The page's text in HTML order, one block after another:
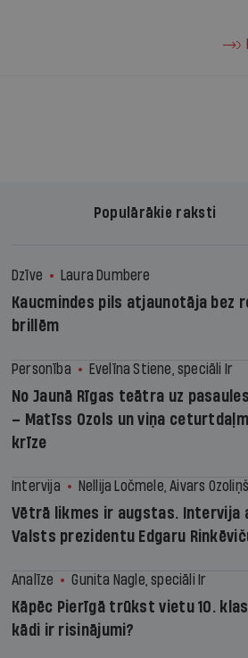
Populārākie raksti
Dzīve Laura Dumbere
Kaucmindes pils atjaunotāja bez
brillēm
Personība Evelīna Stiene, speciāli Ir
No Jaunā Rīgas teātra uz
– Matīss Ozols un viņa
krīze
Intervija Nellija Ločmele, Aivars Ozoliņš
Vētrā likmes ir augstas. Intervija
Valsts prezidentu Edgaru
Analīze Gunita Nagle, speciāli Ir
Kāpēc Pierīgā trūkst vietu 10.
kādi ir risinājumi?